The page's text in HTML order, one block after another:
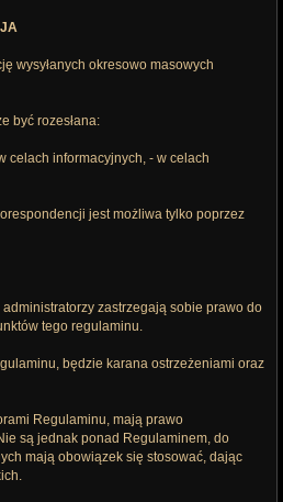
wysyłanych okresowo masowych
być rozesłana:
celach informacyjnych, - w celach
jest możliwa tylko poprzez
zastrzegają sobie prawo do
tego regulaminu.
będzie karana ostrzeżeniami oraz
Regulaminu, mają prawo
są jednak ponad Regulaminem, do
mają obowiązek się stosować, dając